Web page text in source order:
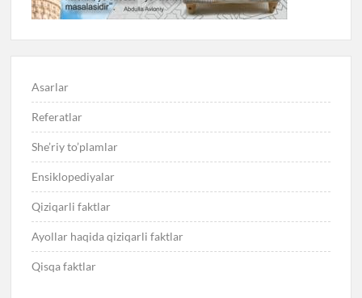
Asarlar
Referatlar
She’riy to’plamlar
Ensiklopediyalar
Qiziqarli faktlar
Ayollar haqida qiziqarli faktlar
Qisqa faktlar